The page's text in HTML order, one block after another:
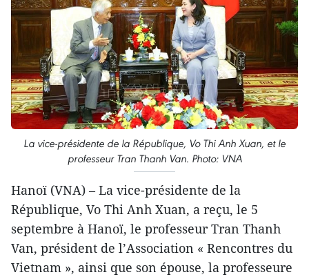
La vice-présidente de la République, Vo Thi Anh Xuan, et le
professeur Tran Thanh Van. Photo: VNA
Hanoï (VNA) – La vice-présidente de la
République, Vo Thi Anh Xuan, a reçu, le 5
septembre à Hanoï, le professeur Tran Thanh
Van, président de l’Association « Rencontres du
Vietnam », ainsi que son épouse, la professeure